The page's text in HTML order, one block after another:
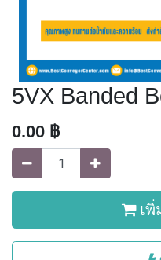
5VX Banded
0.00 ฿
เ